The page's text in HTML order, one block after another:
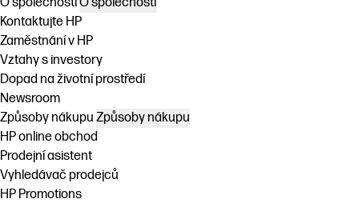
Kontaktujte HP
Zaměstnání v HP
Vztahy s investory
Dopad na životní prostředí
Newsroom
Způsoby nákupu Způsoby nákupu
HP online obchod
Prodejní asistent
Vyhledávač prodejců
HP Promotions